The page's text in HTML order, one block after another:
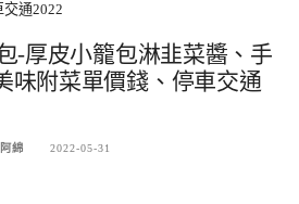
通2022
-厚皮小籠包淋韭菜醬、手
味附菜單價錢、停車交通
阿綿 2022-05-31